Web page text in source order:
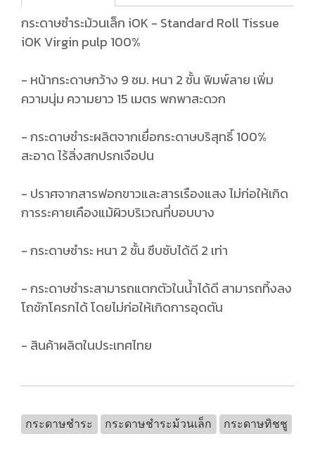
กระดาษชำระม้วนเล็ก iOK - Standard Roll Tissue
iOK Virgin pulp 100%
- หน้ากระดาษกว้าง 9 ซม. หนา 2 ชั้น พิมพ์ลาย เพิ่ม
ความนุ่ม ความยาว 15 เมตร พกพาสะดวก
- กระดาษชำระผลิตจากเยื่อกระดาษบริสุทธิ์ 100%
สะอาด ไร้สิ่งสกปรกเจือปน
- ปราศจากสารฟอกขาวและสารเรืองแสง ไม่ก่อให้เกิด
การระคายเคืองแม้ผิวบริเวณที่บอบบาง
- กระดาษชำระ หนา 2 ชั้น ซึบซับได้ดี 2 เท่า
- กระดาษชำระสามารถแตกตัวในน้ำได้ดี สามารถทิ้งลง
โถชักโครกได้ โดยไม่ก่อให้เกิดการอุดตัน
- สินค้าผลิตในประเทศไทย
กระดาษชำระ กระดาษชำระม้วนเล็ก กระดาษทิชชู